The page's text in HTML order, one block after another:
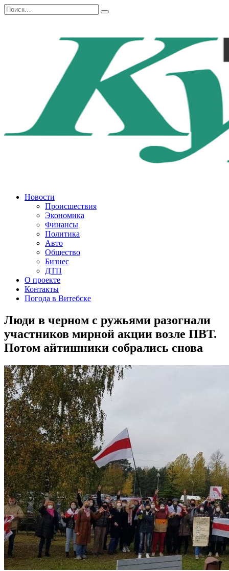
Перейти
к
Search
for:
Новости
Происшествия
Экономика
Финансы
Политика
Авто
Общество
Бизнес
ДТП
О проекте
Контакты
Погода в Витебске
Люди в черном с ружьями разогнали
участников мирной акции возле ПВТ.
Потом айтишники собрались снова